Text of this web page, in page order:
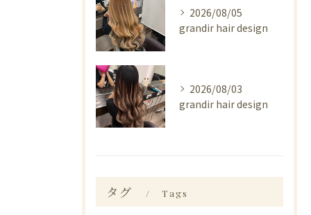
2026/08/05
grandir hair design
2026/08/03
grandir hair design
タグ Tags